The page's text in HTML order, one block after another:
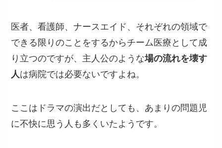
医者、看護師、ナースエイド、それぞれの領域で
できる限りのことをするからチーム医療として成
り立つのですが、主人公のような場の流れを壊す
人は病院では必要ないですよね。
ここはドラマの演出だとしても、あまりの問題児
に不快に思う人も多くいたようです。